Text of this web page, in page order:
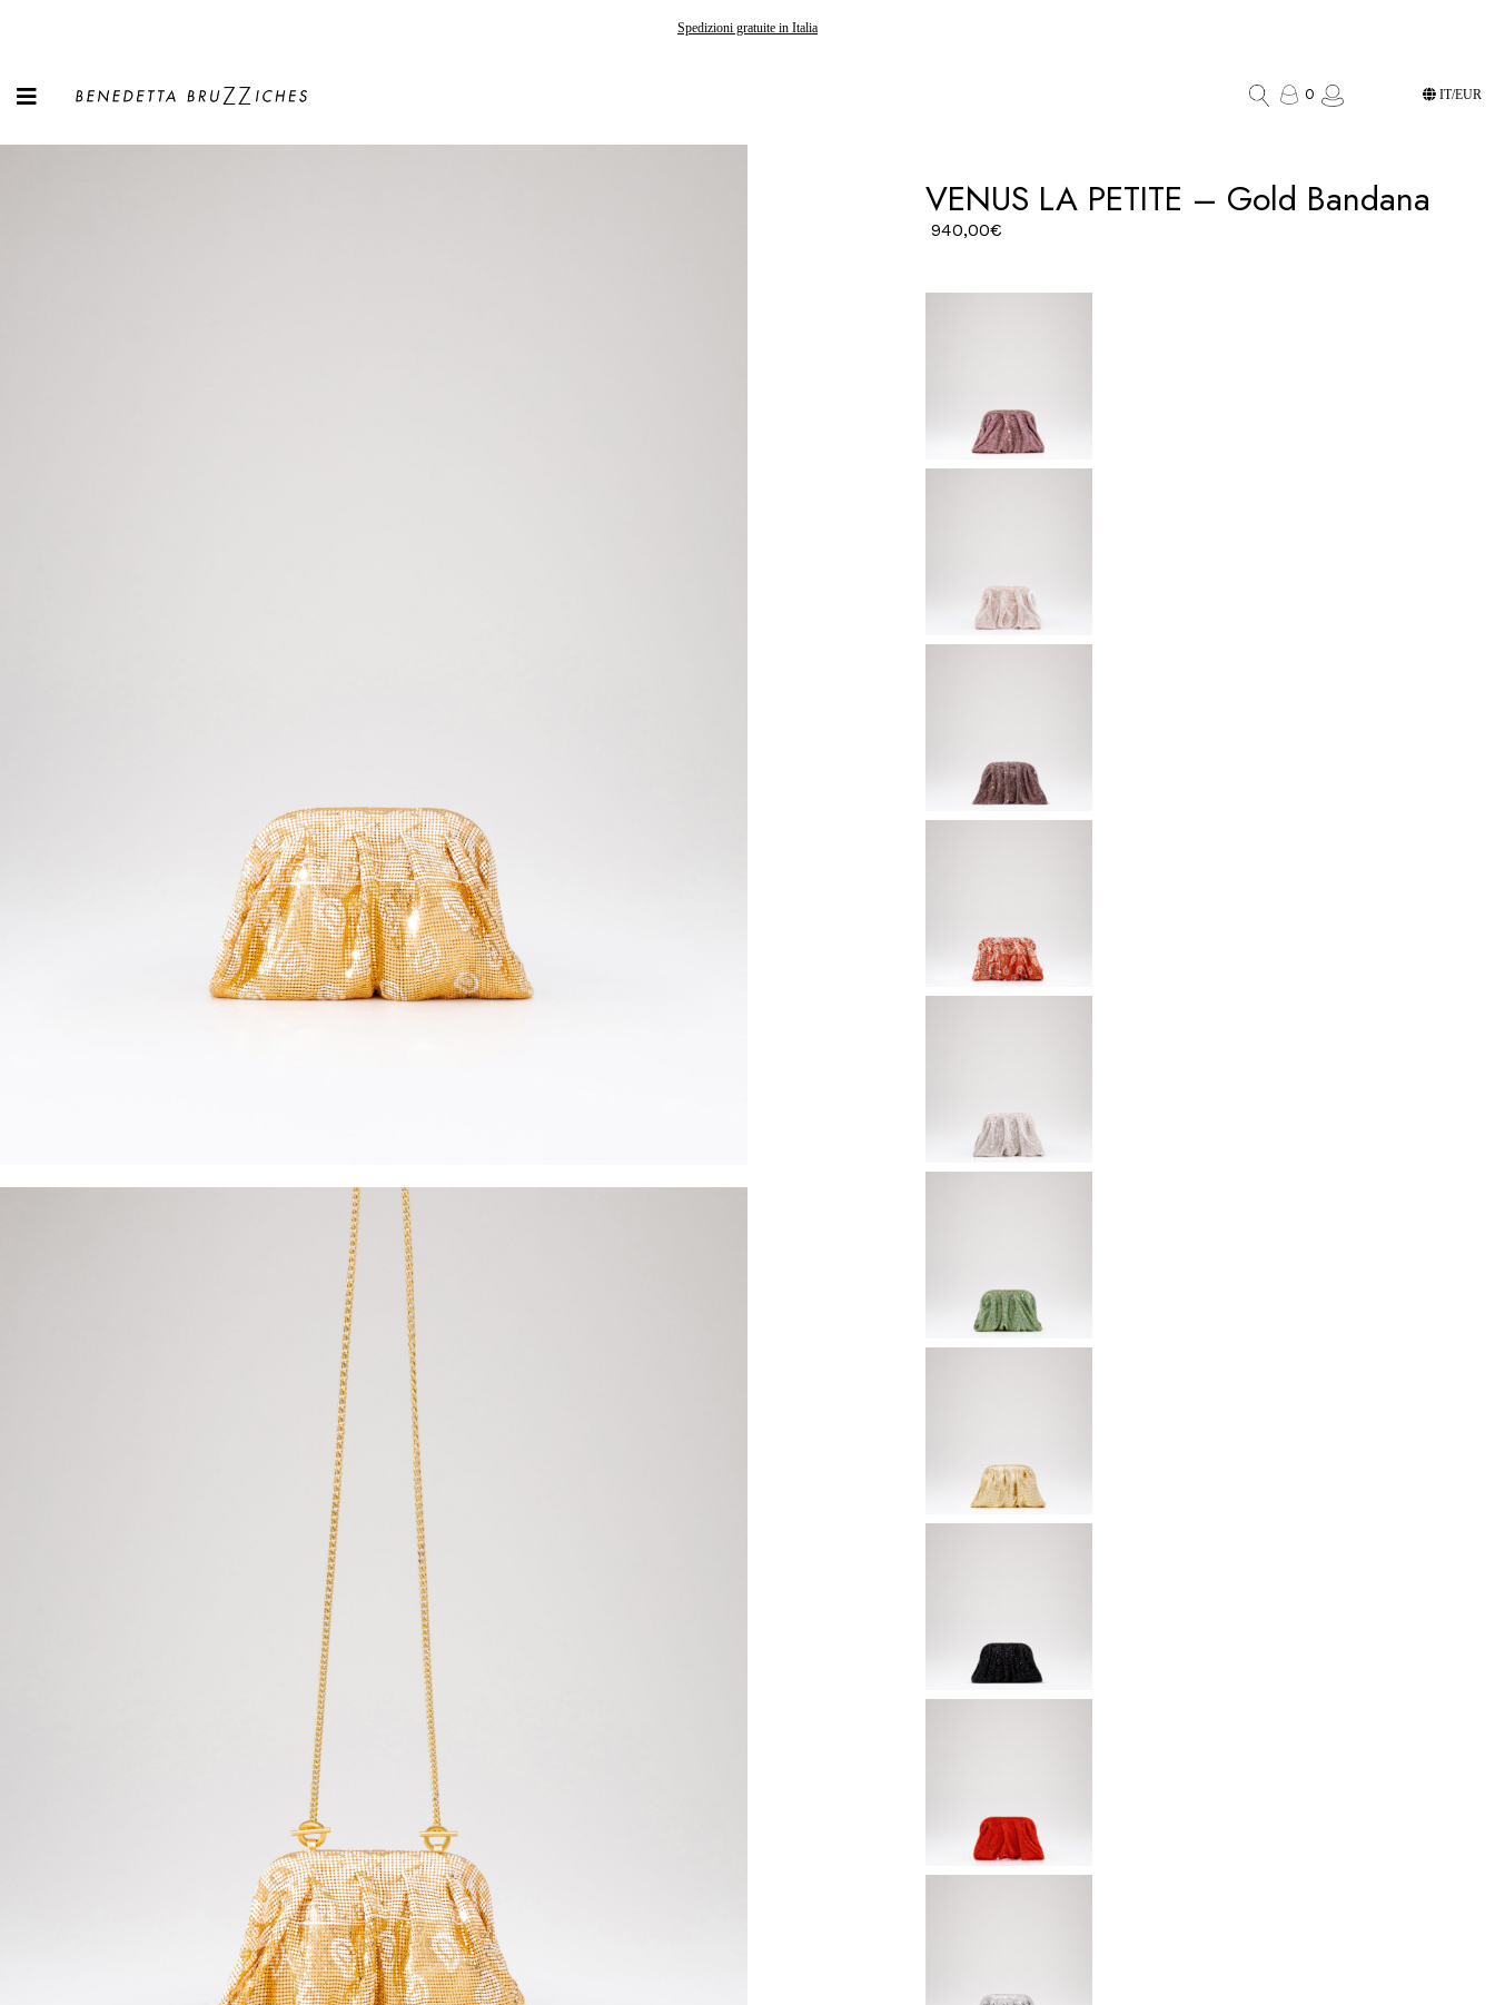
Spedizioni gratuite in Italia
Gli ordini effettuati dopo il 7 agosto saranno spediti a partire dal 24 agosto
0 IT/EUR
VENUS LA PETITE – Gold Bandana
940,00€